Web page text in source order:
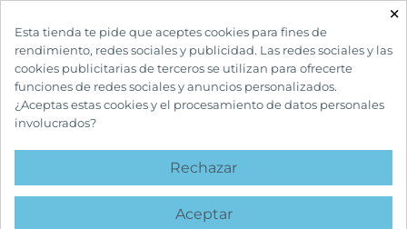
INICIO CUIDADOS BUCALES
CEPILLOS DE DIENTES
ELÉCTRICOS
×
Esta tienda te pide que aceptes cookies para fines de
rendimiento, redes sociales y publicidad. Las redes sociales y las
cookies publicitarias de terceros se utilizan para ofrecerte
funciones de redes sociales y anuncios personalizados.
¿Aceptas estas cookies y el procesamiento de datos personales
involucrados?
Rechazar
Aceptar